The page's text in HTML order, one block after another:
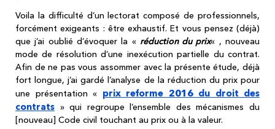
Voila la difficulté d’un lectorat composé de professionnels,
forcément exigeants : être exhaustif. Et vous pensez (déjà)
que j’ai oublié d’évoquer la « réduction du prix« , nouveau
mode de résolution d’une inexécution partielle du contrat.
Afin de ne pas vous assommer avec la présente étude, déjà
fort longue, j’ai gardé l’analyse de la réduction du prix pour
une présentation « prix reforme 2016 du droit des
contrats » qui regroupe l’ensemble des mécanismes du
[nouveau] Code civil touchant au prix ou à la valeur.